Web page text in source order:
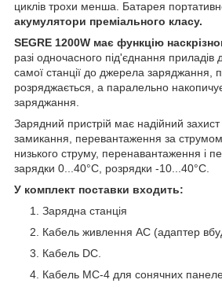
циклів трохи менша. Батарея
акумулятори преміального класу.
SEGRE 1200W має функцію
разі одночасного під'єднання приладів
самої станції до джерела заряджання,
розряджається, а паралельно
заряджання.
Зарядний пристрій має надійний захист
замикання, перевантаження за
низького струму, перенавантаження і
зарядки 0...40°С, розрядки -10...40°С.
У комплект поставки входить:
Зарядна станція
Кабель живлення AC (адаптер
Кабель DC.
Кабель MC-4 для сонячних